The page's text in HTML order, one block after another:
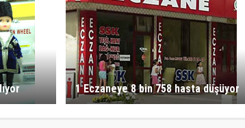
1 Eczaneye 8 bin 758 hasta düşüyor